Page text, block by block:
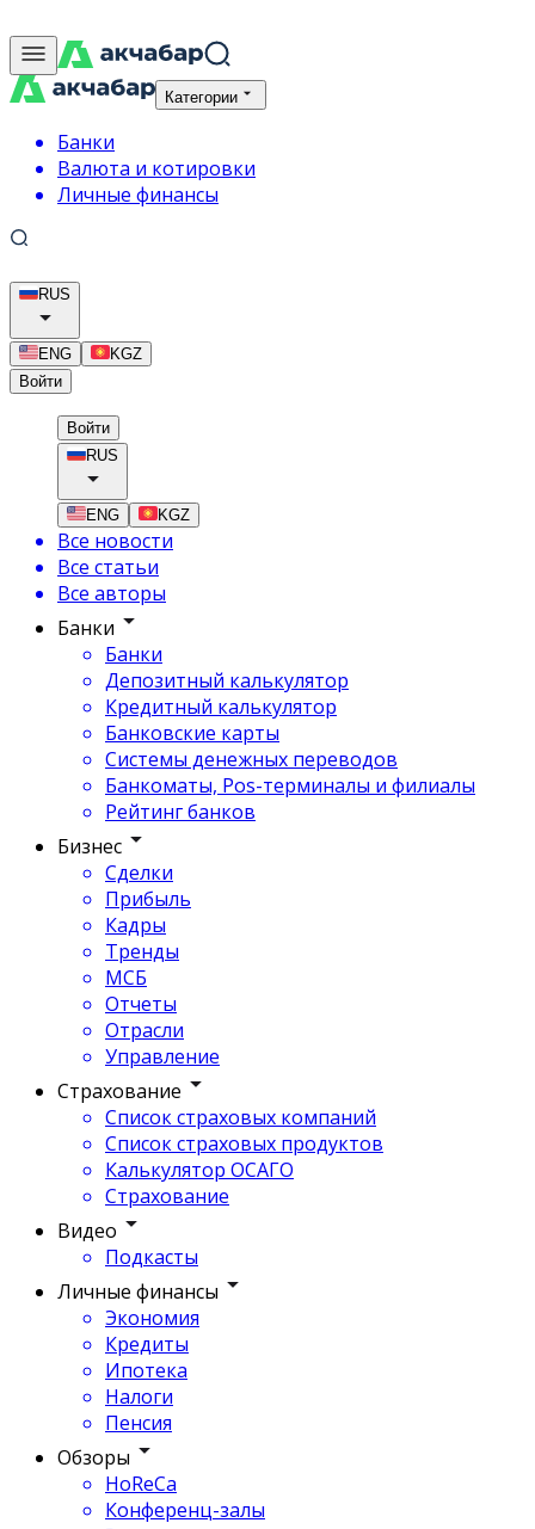
Категории
Банки
Валюта и котировки
Личные финансы
RUS
ENG
KGZ
Войти
Войти
RUS
ENG KGZ
Все новости
Все статьи
Все авторы
Банки
Банки
Депозитный калькулятор
Кредитный калькулятор
Банковские карты
Системы денежных переводов
Банкоматы, Pos-терминалы и филиалы
Рейтинг банков
Бизнес
Сделки
Прибыль
Кадры
Тренды
МСБ
Отчеты
Отрасли
Управление
Страхование
Список страховых компаний
Список страховых продуктов
Калькулятор ОСАГО
Страхование
Видео
Подкасты
Личные финансы
Экономия
Кредиты
Ипотека
Налоги
Пенсия
Обзоры
HoReCa
Конференц-залы